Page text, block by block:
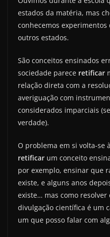
estados da matéria, mas
conhecemos
outros estados.
São conceitos ensinados
sociedade parece retificar
relação direta com a
averiguação com
considerados imparciais
verdade).
O problema em si volta-se
retificar um conceito
por exemplo, ensinar que
existe, e alguns anos
existe… mas como resolver
divulgação científica é um
um que posso falar com